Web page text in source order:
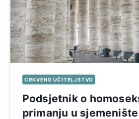
CRKVENO UČITELJSTVO
Podsjetnik o
primanju u sjemenište